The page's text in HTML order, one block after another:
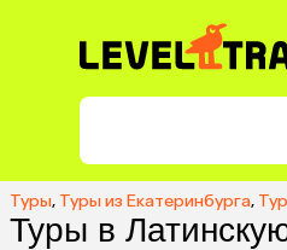
Туры, Туры из Екатеринбурга,
Туры в